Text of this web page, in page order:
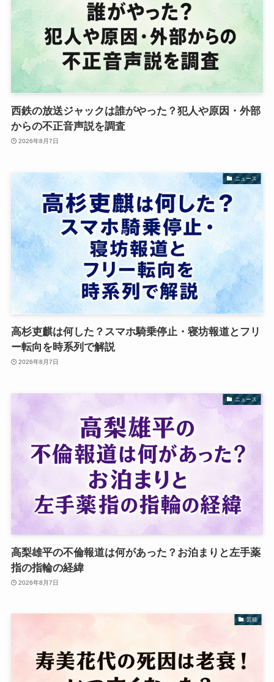
西鉄の放送ジャックは誰がやった？犯人や原因・外部
からの不正音声説を調査
2026年8月7日
ニュース
高杉吏麒は何した？スマホ騎乗停止・寝坊報道とフリ
ー転向を時系列で解説
2026年8月7日
ニュース
高梨雄平の不倫報道は何があった？お泊まりと左手薬
指の指輪の経緯
2026年8月7日
芸能